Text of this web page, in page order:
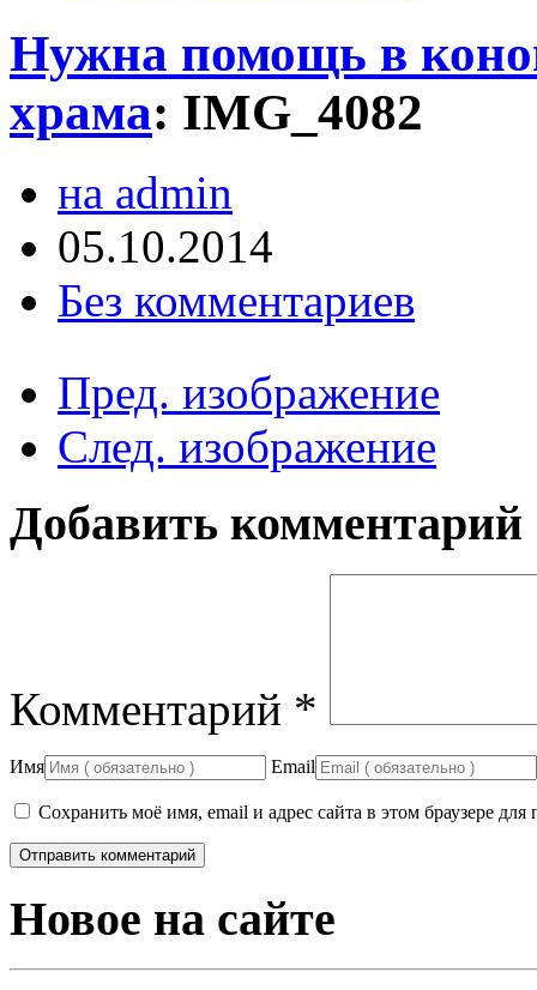
Нужна помощь в
храма: IMG_4082
на admin
05.10.2014
Без комментариев
Пред. изображение
След. изображение
Добавить комментарий
Комментарий *
Имя Email
Сохранить моё имя, email и адрес сайта в этом браузере
Новое на сайте